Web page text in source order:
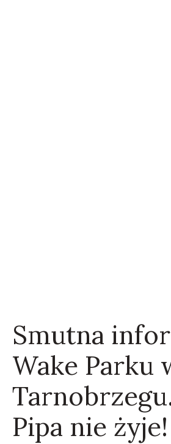
Smutna
Wake Parku
Pipa nie żyje!